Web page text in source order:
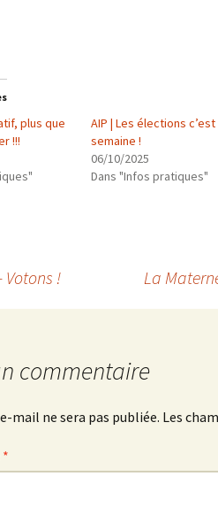
plus que
!!!
AIP | Les élections
semaine !
06/10/2025
Dans "Infos pratiques"
Votons ! La
commentaire
mail ne sera pas publiée. Les
*